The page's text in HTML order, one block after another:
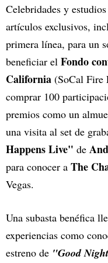
Celebridades y
artículos exclusivos,
primera línea, para un
beneficiar el Fondo
California (SoCal Fire
comprar 100
premios como un
una visita al set de
Happens Live" de
para conocer a The
Vegas.
Una subasta benéfica
experiencias como
estreno de "Good